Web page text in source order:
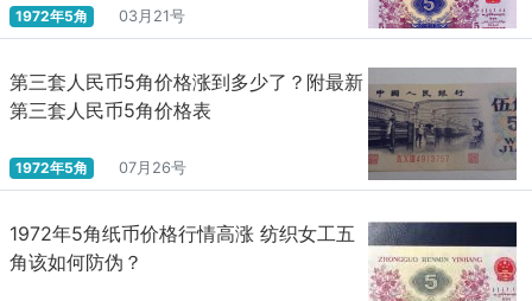
1972年5角 03月21号
第三套人民币5角价格涨到多少了？附最新
第三套人民币5角价格表
1972年5角 07月26号
1972年5角纸币价格行情高涨 纺织女工五
角该如何防伪？